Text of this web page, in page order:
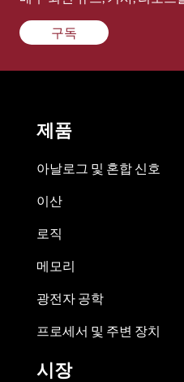
구독
제품
아날로그 및 혼합 신호
이산
로직
메모리
광전자 공학
프로세서 및 주변 장치
시장